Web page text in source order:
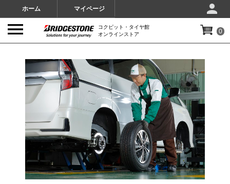
ホーム マイページ
コクピット・タイヤ館
オンラインストア
0